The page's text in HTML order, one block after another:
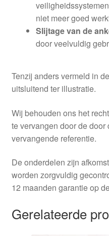
niet meer goed
Slijtage van de
door veelvuldig
Tenzij anders vermeld in
uitsluitend ter illustratie.
Wij behouden ons het
te vervangen door de
vervangende referentie.
De onderdelen zijn
worden zorgvuldig
12 maanden garantie op
Gerelateerde